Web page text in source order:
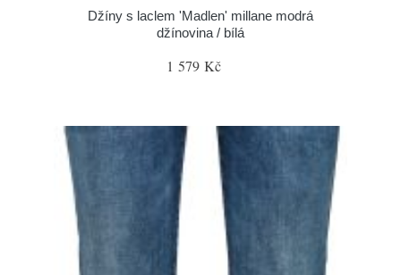
Džíny s laclem 'Madlen' millane modrá
džínovina / bílá
1 579 Kč